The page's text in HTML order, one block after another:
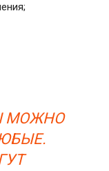
МОЖНО